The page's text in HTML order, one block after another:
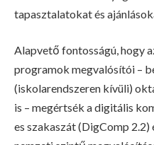
tapasztalatokat és
Alapvető fontosságú, hogy
programok megvalósítói –
(iskolarendszeren kívüli)
is – megértsék a digitális
es szakaszát (DigComp